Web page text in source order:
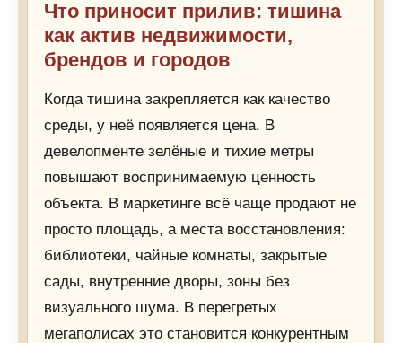
Что приносит прилив: тишина
как актив недвижимости,
брендов и городов
Когда тишина закрепляется как качество
среды, у неё появляется цена. В
девелопменте зелёные и тихие метры
повышают воспринимаемую ценность
объекта. В маркетинге всё чаще продают не
просто площадь, а места восстановления:
библиотеки, чайные комнаты, закрытые
сады, внутренние дворы, зоны без
визуального шума. В перегретых
мегаполисах это становится конкурентным